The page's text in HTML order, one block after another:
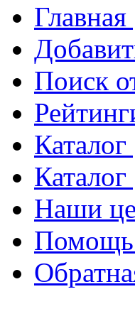
Главная
Поиск
Каталог
Каталог
Наши
Помощь